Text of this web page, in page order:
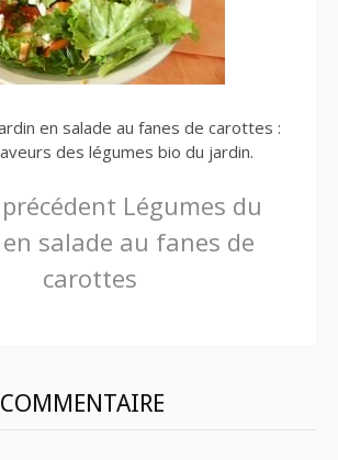
en salade au fanes de carottes :
des légumes bio du jardin.
Légumes du
salade au fanes de
carottes